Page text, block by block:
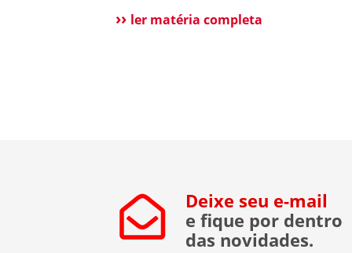
tecnologia e a dificuldade na
ler matéria completa
Deixe seu e-mail
e fique por dentro
das novidades.